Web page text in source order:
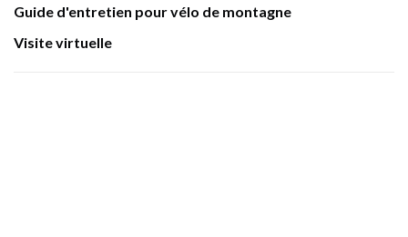
Guide d'entretien pour vélo de montagne
Visite virtuelle